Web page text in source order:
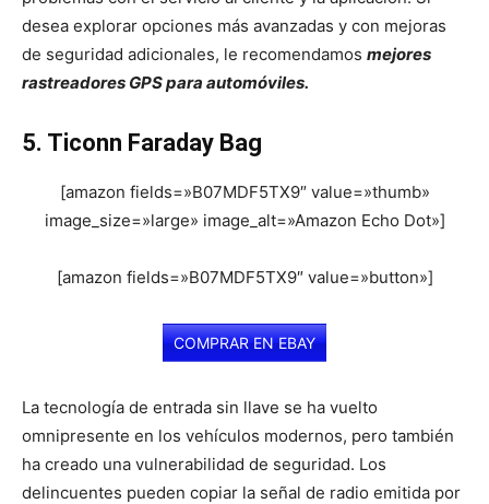
desea explorar opciones más avanzadas y con mejoras
de seguridad adicionales, le recomendamos mejores
rastreadores GPS para automóviles.
5. Ticonn Faraday Bag
[amazon fields=»B07MDF5TX9″ value=»thumb»
image_size=»large» image_alt=»Amazon Echo Dot»]
[amazon fields=»B07MDF5TX9″ value=»button»]
COMPRAR EN EBAY
La tecnología de entrada sin llave se ha vuelto
omnipresente en los vehículos modernos, pero también
ha creado una vulnerabilidad de seguridad. Los
delincuentes pueden copiar la señal de radio emitida por